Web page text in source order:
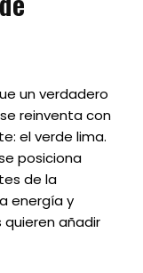
un verdadero
reinventa con
el verde lima.
posiciona
de la
energía y
añadir